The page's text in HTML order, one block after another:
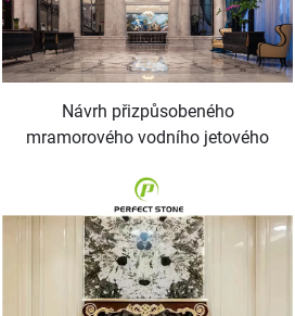
Návrh přizpůsobeného
mramorového vodního jetového
dlaždicového vložení na podlaze s
květinovým obloukovým
mramorem